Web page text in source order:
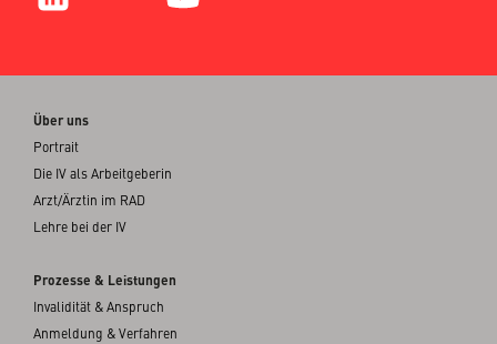
Über uns
Portrait
Die IV als Arbeitgeberin
Arzt/Ärztin im RAD
Lehre bei der IV
Prozesse & Leistungen
Invalidität & Anspruch
Anmeldung & Verfahren